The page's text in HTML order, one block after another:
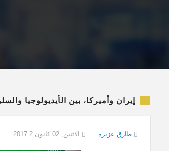
إيران وأميركا، بين الأيديولوجيا
طارق عزيزة الاثنين, 02 كانون 2 2017